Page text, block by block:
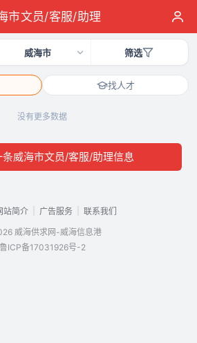
市文员/客服/助理
威海市 筛选
找人才
没有更多数据
条威海市文员/客服/助理信息
站简介 广告服务
联系我们
威海供求网-威海信息港
鲁ICP备17031926号-2